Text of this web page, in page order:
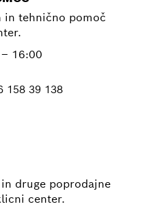
in tehnično pomoč
16:00
158 39 138
druge poprodajne
center.